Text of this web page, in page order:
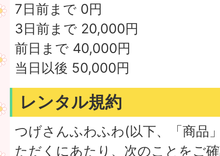
7日前まで 0円
3日前まで 20,000円
前日まで 40,000円
当日以後 50,000円
レンタル規約
つげさんふわふわ(以下、「商品
ただくにあたり、次のことをご